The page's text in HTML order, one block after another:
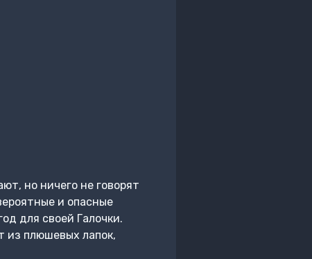
но ничего не говорят
и опасные
для своей Галочки.
из плюшевых лапок,